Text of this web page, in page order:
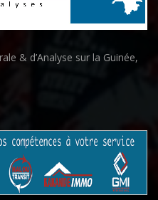
& d’Analyse sur la Guinée,